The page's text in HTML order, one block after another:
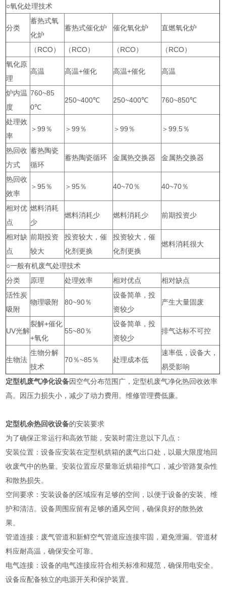
○氧化处理技术
分类
蓄热式氧
化炉
蓄热式催化炉 催化氧化炉 直燃氧化炉
（RCO） （RCO） （RCO）
（RCO）
氧化原
理
高温 高温+催化 高温+催化 高温
炉内温
度
760~85
0℃
250~400℃ 250~400℃ 760~850℃
处理效
率
＞99％ ＞99％ ＞99％ ＞99.5％
热回收
方式
蓄热陶瓷
循环
蓄热陶瓷循环 金属热交换器 金属热交换器
热回收
效率
＞95％ ＞95％ 40~70％ 40~70％
相对优
点
燃料消耗
少
燃料消耗少 燃料消耗少 前期投资少
相对缺
点
前期投资
较大
投资较大，催
化剂更换
投资较大，催
化剂更换
燃料消耗很大
○一般有机废气处理技术
分类
原理 处理效率 相对优点
相对缺点
活性炭
吸附
物理吸附 80~90％
设备简单，投
资较少
产生大量固废
UV光解
裂解+催化
+氧化
55~80％
设备简单，投
资较少
排气达标不可控
生物法
生物分解
技术
70％~85％ 处理成本低
速率低，设备大，
易受影响
定型机废气净化设备因空气分布范围广，定型机废气净化热回收效率
高。因压力损失小，减少了动力费用。维修管理费低廉。
定型机余热回收设备的安装要求
为了确保正常运行和高效节能，安装时需注意以下几点：
安装位置：设备应安装在定型机烘箱的废气出口处，以最大限度地回
收废气中的热量。安装位置应尽量靠近烘箱排气口，减少管路复杂性
和散热损失。
空间要求：安装设备的区域应有足够的空间，以便于设备的安装、维
护和清洁。设备周围应留有足够的通风空间，确保良好的散热效
果。
管道连接：废气管道和新鲜空气管道应连接牢固，避免泄漏。管道材
料应耐高温，确保安全可靠。
电气连接：设备的电气连接应符合相关标准和规范，确保用电安全。
设备应配备独立的电源开关和保护装置。